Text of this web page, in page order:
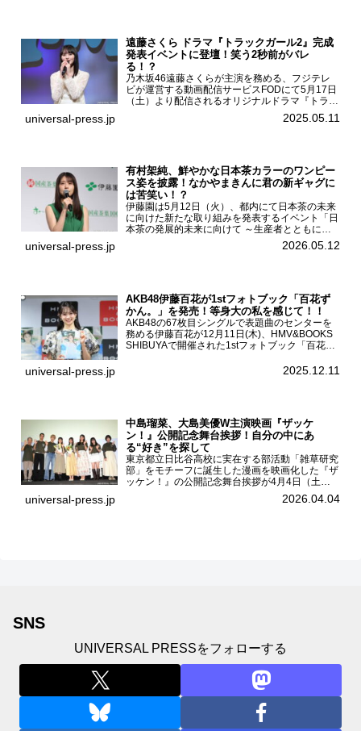
遠藤さくら ドラマ『トラックガール2』完成
発表イベントに登壇！笑う2秒前がバレ
る！？
乃木坂46遠藤さくらが主演を務める、フジテレ
ビが運営する動画配信サービスFODにて5月17日
（土）より配信されるオリジナルドラマ『トラッ
クガール2』の完成発表イベントが５月10日
（土）都内で開催された。FODドラマ『トラック
universal-press.jp 2025.05.11
有村架純、鮮やかな日本茶カラーのワンピー
ス姿を披露！なかやまきんに君の新ギャグに
は苦笑い！？
伊藤園は5月12日（火）、都内にて日本茶の未来
に向けた新たな取り組みを発表するイベント「日
本茶の発展的未来に向けて ～生産者とともに。
日本茶を世界へ～」を開催。イベントには伊藤園
のCMキャラクターを務める有村架純、伊藤園よ
universal-press.jp 2026.05.12
AKB48伊藤百花が1stフォトブック「百花ず
かん。」を発売！等身大の私を感じて！！
AKB48の67枚目シングルで表題曲のセンターを
務める伊藤百花が12月11日(木)、HMV&BOOKS
SHIBUYAで開催された1stフォトブック「百花ず
した。AKB48伊藤百花1stフォトブッ...
universal-press.jp 2025.12.11
中島瑠菜、大島美優W主演映画『ザッケ
ン！』公開記念舞台挨拶！自分の中にあ
る“好き”を探して
東京都立日比谷高校に実在する部活動「雑草研究
部」をモチーフに誕生した漫画を映画化した『ザ
ッケン！』の公開記念舞台挨拶が4月4日（土）
ユナイテッドシネマお台場で開催され、出演者の
中島瑠菜、大島美優、八神遼介（ICEx）、阿佐
universal-press.jp 2026.04.04
SNS
UNIVERSAL PRESSをフォローする